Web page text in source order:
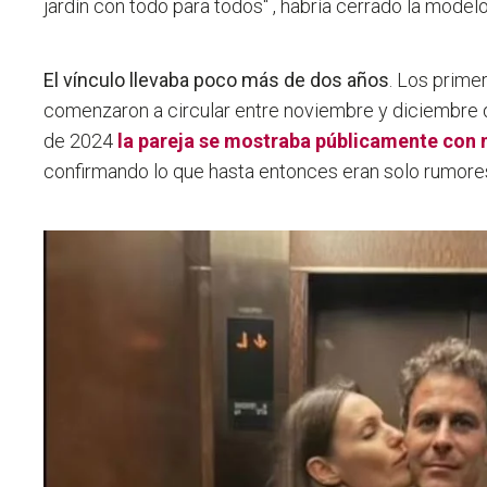
jardín con todo para todos" , habría cerrado la modelo.
El vínculo llevaba poco más de dos años . Los
comenzaron a circular entre noviembre y diciembre
de 2024 la pareja se mostraba públicamente
confirmando lo que hasta entonces eran solo